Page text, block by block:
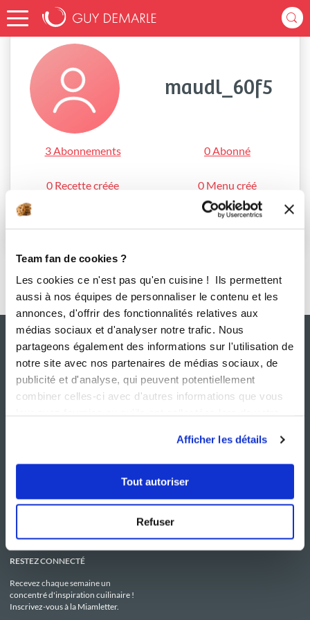
Team fan de cookies ?
Les cookies ce n'est pas qu'en cuisine ! Ils permettent
aussi à nos équipes de personnaliser le contenu et les
annonces, d'offrir des fonctionnalités relatives aux
médias sociaux et d'analyser notre trafic. Nous
partageons également des informations sur l'utilisation de
notre site avec nos partenaires de médias sociaux, de
publicité et d'analyse, qui peuvent potentiellement
combiner celles-ci avec d'autres informations que vous
Afficher les détails
Tout autoriser
Refuser
Accueil maudl_60f5
maudl_60f5
3 Abonnements 0 Abonné
0 Recette créée 0 Menu créé
Le Mag'
Boutique
C.G.U
Politique de confidentialité
Utilisation des Cookies
RESTEZ CONNECTÉ
Recevez chaque semaine un
concentré d'inspiration cuilinaire !
Inscrivez-vous à la Miamletter.